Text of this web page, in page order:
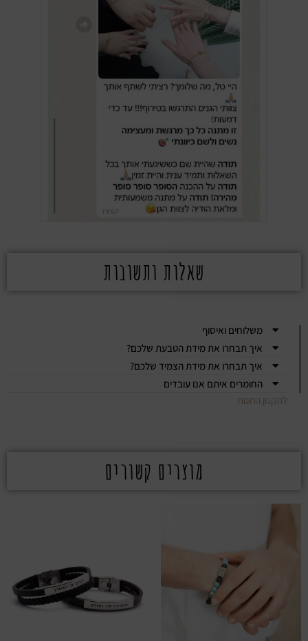
שאלות ותשובות
משלוחים ואיסוף
איך תבחרו את מידת הטבעת שלכם?
איך תבחרו את מידת הצמיד שלכם?
החומרים איתם אנו עובדים
לתקנון החנות
מוצרים קשורים